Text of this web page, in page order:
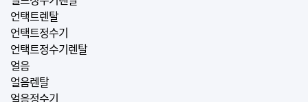
언택트렌탈
언택트정수기
언택트정수기렌탈
얼음
얼음렌탈
얼음정수기